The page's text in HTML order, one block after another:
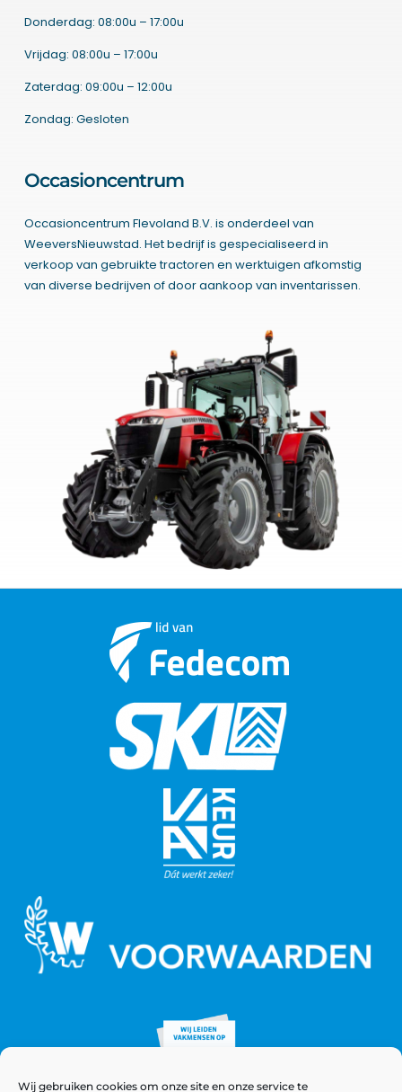
Wij gebruiken cookies om onze site en onze service te
Donderdag: 08:00u – 17:00u
Vrijdag: 08:00u – 17:00u
Zaterdag: 09:00u – 12:00u
Zondag: Gesloten
Occasioncentrum
Occasioncentrum Flevoland B.V. is onderdeel van
WeeversNieuwstad. Het bedrijf is gespecialiseerd in
verkoop van gebruikte tractoren en werktuigen afkomstig
van diverse bedrijven of door aankoop van inventarissen.